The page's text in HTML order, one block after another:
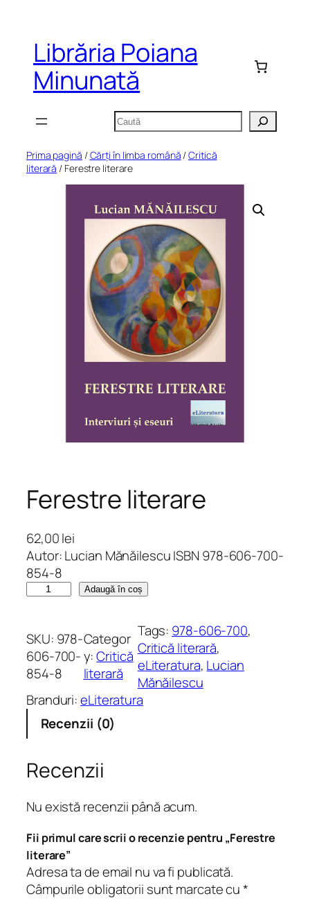
conținutLibrăria Poiana
Minunată
Caută
Prima pagină /Cărți în limba română /Critică
literară / Ferestre literare
Ferestre literare
62,00lei
Autor: Lucian Mănăilescu ISBN 978-606-700-
854-8
t
i
t
a
t
e
r
e
s
t
r
e
l
Adaugă în coș
SKU: 978-
606-700-
854-8
Categor
y:Critică
literară
Tags: 978-606-700
Critică literară
eLiteratura, Lucian
Mănăilescu
Branduri:eLiteratura
Recenzii (0)
Recenzii
Nu există recenzii până acum.
Fii primul care scrii o recenzie pentru „Ferestre
literare”
Adresa ta de email nu va fi publicată.
Câmpurile obligatorii sunt marcate cu*